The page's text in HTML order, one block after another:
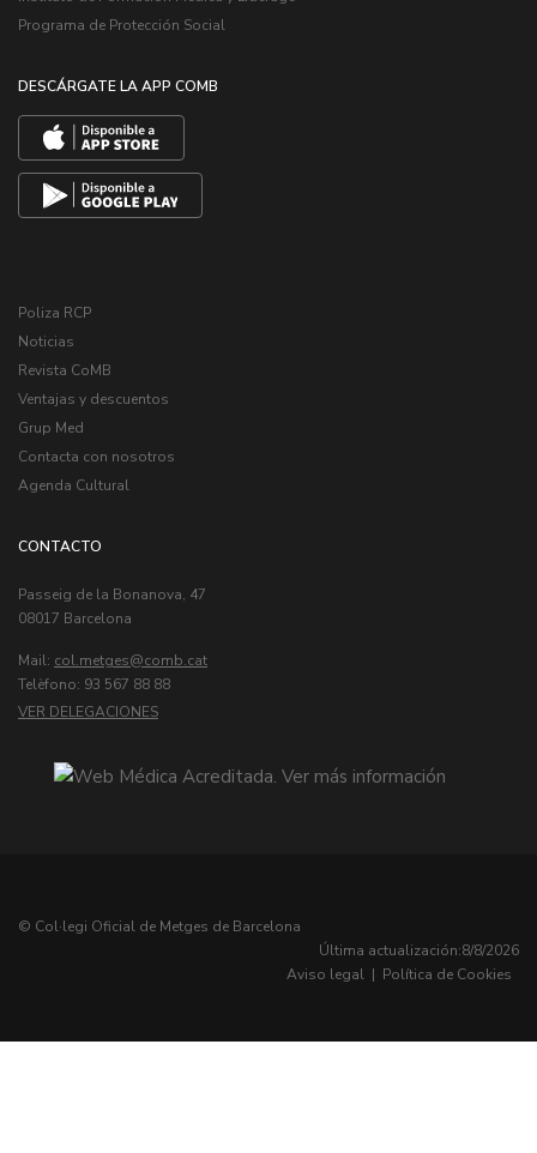
Programa de Protección Social
DESCÁRGATE LA APP COMB
Poliza RCP
Noticias
Revista CoMB
Ventajas y descuentos
Grup Med
Contacta con nosotros
Agenda Cultural
CONTACTO
Passeig de la Bonanova, 47
08017 Barcelona
Mail: col.metges
Telèfono: 93 567 88 88
VER DELEGACIONES
© Col·legi Oficial de Metges de Barcelona
Última actualización:8/8/2026
Aviso legal | Política de Cookies